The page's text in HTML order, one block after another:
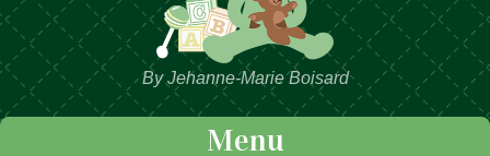
By Jehanne-Marie Boisard
Menu